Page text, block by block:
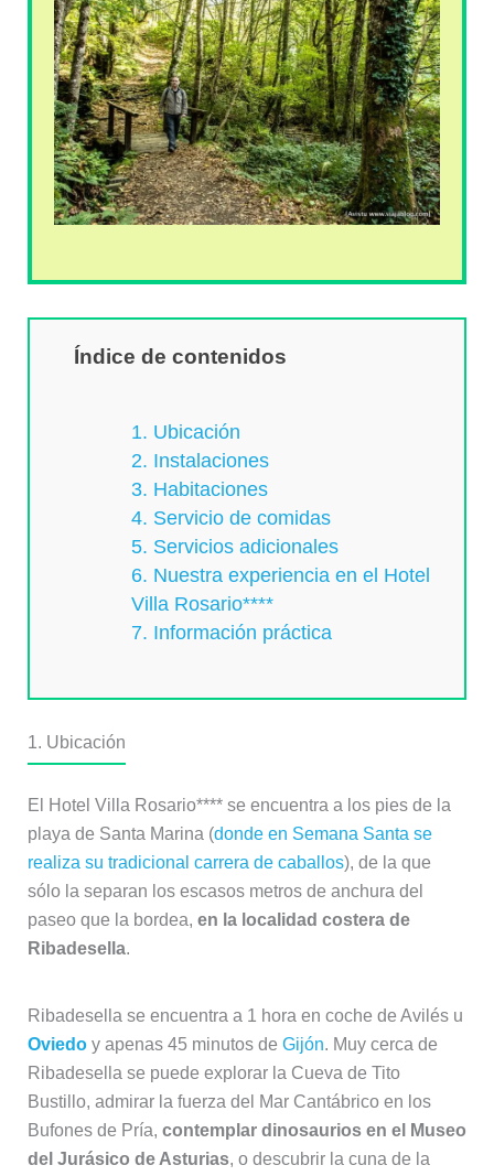
Índice de contenidos
1. Ubicación
2. Instalaciones
3. Habitaciones
4. Servicio de comidas
5. Servicios adicionales
6. Nuestra experiencia en el Hotel
Villa Rosario****
7. Información práctica
1. Ubicación
El Hotel Villa Rosario**** se encuentra a los pies de la
playa de Santa Marina (donde en Semana Santa se
realiza su tradicional carrera de caballos), de la que
sólo la separan los escasos metros de anchura del
paseo que la bordea, en la localidad costera de
Ribadesella.
Ribadesella se encuentra a 1 hora en coche de Avilés u
Oviedoy apenas 45 minutos de Gijón. Muy cerca de
Ribadesella se puede explorar la Cueva de Tito
Bustillo, admirar la fuerza del Mar Cantábrico en los
Bufones de Pría, contemplar dinosaurios en el Museo
del Jurásico de Asturias, o descubrir la cuna de la